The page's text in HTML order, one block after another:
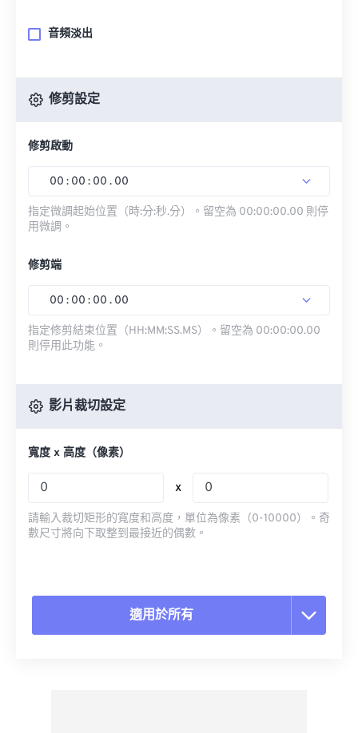
音頻淡出
修剪設定
修剪啟動
00 : 00 : 00 . 00
指定微調起始位置（時:分:秒.分）。留空為 00:00:00.00 則停
用微調。
修剪端
00 : 00 : 00 . 00
指定修剪結束位置（HH:MM:SS.MS）。留空為 00:00:00.00
則停用此功能。
影片裁切設定
寬度 x 高度（像素）
x
請輸入裁切矩形的寬度和高度，單位為像素（0-10000）。奇
數尺寸將向下取整到最接近的偶數。
適用於所有